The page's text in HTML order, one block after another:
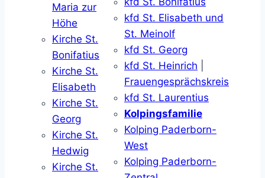
Maria zur
Höhe
Kirche St.
Bonifatius
Kirche St.
Elisabeth
Kirche St.
Georg
Kirche St.
Hedwig
Kirche St.
kfd St. Elisabeth und
St. Meinolf
kfd St. Georg
kfd St. Heinrich
Frauengesprächskreis
kfd St. Laurentius
Kolpingsfamilie
Kolping Paderborn-
West
Kolping Paderborn-